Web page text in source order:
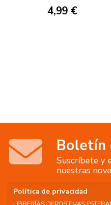
4,99 €
Boletín
Suscríbete y
nuestras
Política de privacidad